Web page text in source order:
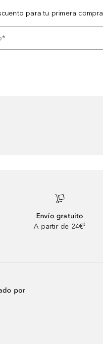
para tu primera compra
*
Envío gratuito
A partir de 24€³
por